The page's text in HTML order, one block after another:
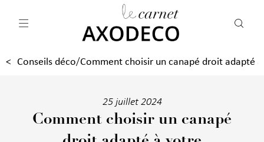
Conseils déco/Comment choisir un canapé droit adapté
25 juillet 2024
Comment choisir un canapé